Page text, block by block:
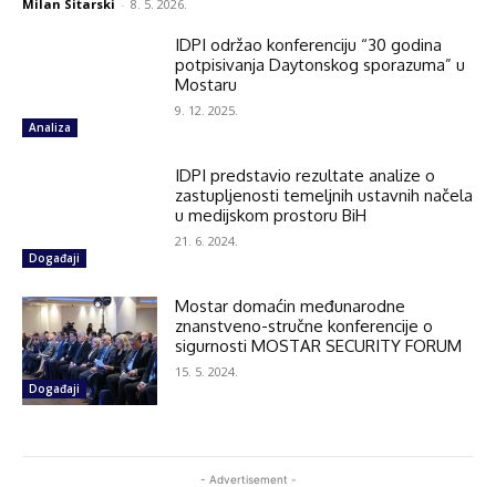
Milan Sitarski - 8. 5. 2026.
Analiza
IDPI održao konferenciju “30 godina
potpisivanja Daytonskog sporazuma” u
Mostaru
9. 12. 2025.
Događaji
IDPI predstavio rezultate analize o
zastupljenosti temeljnih ustavnih načela
u medijskom prostoru BiH
21. 6. 2024.
Događaji
Mostar domaćin međunarodne
znanstveno-stručne konferencije o
sigurnosti MOSTAR SECURITY FORUM
15. 5. 2024.
- Advertisement -